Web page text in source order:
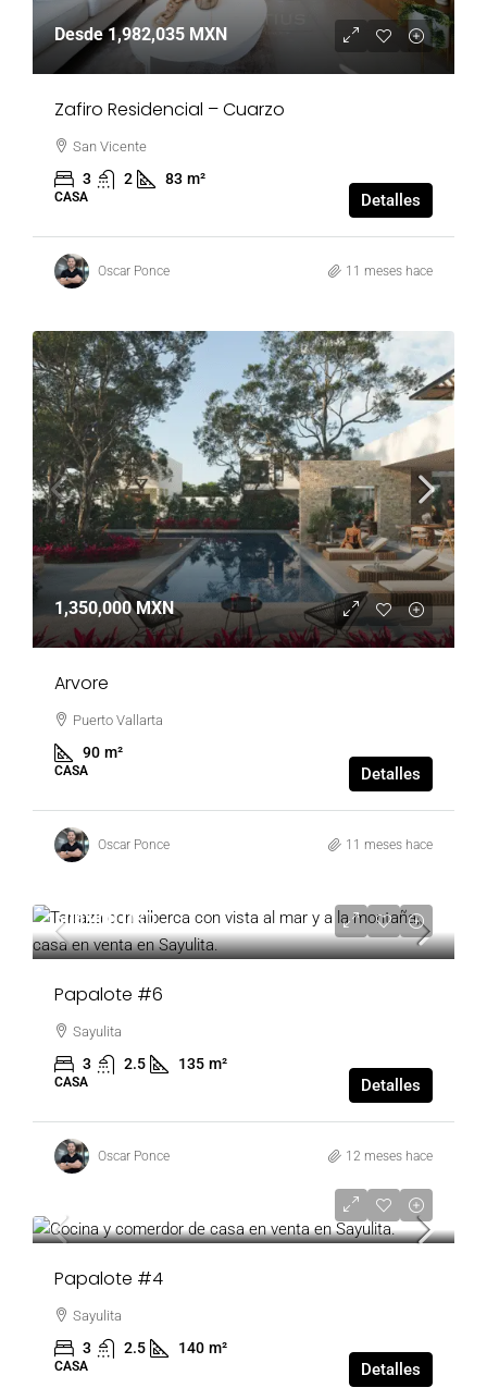
Desde1,982,035 MXN
Zafiro Residencial – Cuarzo
San Vicente
3 2 83 m²
CASA Detalles
Oscar Ponce 11 meses hace
1,350,000 MXN
Arvore
Puerto Vallarta
90 m²
CASA Detalles
Oscar Ponce 11 meses hace
500,000 USD
Papalote #6
Sayulita
3 2.5 135 m²
CASA Detalles
Oscar Ponce 12 meses hace
Papalote #4
Sayulita
3 2.5 140 m²
CASA Detalles